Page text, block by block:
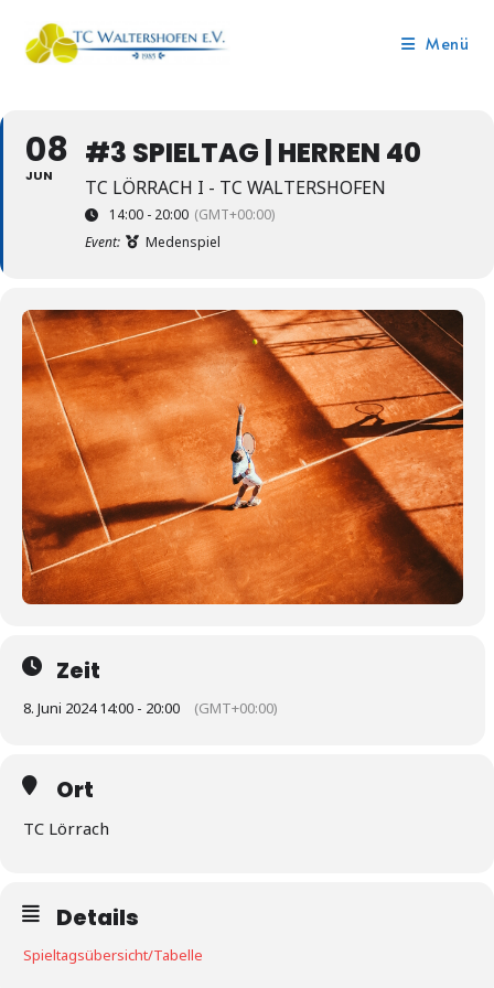
Menü
08
JUN
#3 SPIELTAG | HERREN 40
TC LÖRRACH I - TC WALTERSHOFEN
14:00 - 20:00 (GMT+00:00)
Event:
Medenspiel
Zeit
8. Juni 2024 14:00 - 20:00 (GMT+00:00)
Ort
TC Lörrach
Details
Spieltagsübersicht/Tabelle